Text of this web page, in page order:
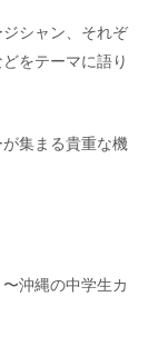
シャン、それぞ
をテーマに語り
集まる貴重な機
沖縄の中学生カ